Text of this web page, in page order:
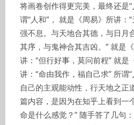
将画卷创作得更完美，最终还是
谓“人和”， 就是《周易》所讲：
强不息。与天地合其德，与日月
其序，与鬼神合其吉凶。” 就是
讲：“但行好事，莫问前程” 就是
讲：“命由我作，福自己求” 所谓
自己的主观能动性，行天地之正
篇内容，是因为在知乎上看到一
命是什么感觉？” 随手答了几句